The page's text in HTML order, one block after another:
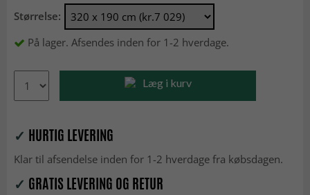
Størrelse:
På lager. Afsendes inden for 1-2 hverdage.
Læg i kurv
✓ HURTIG LEVERING
Klar til afsendelse inden for 1-2 hverdage fra købsdagen.
✓ GRATIS LEVERING OG RETUR